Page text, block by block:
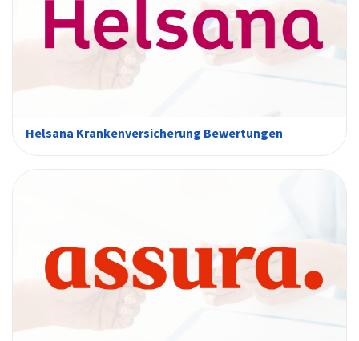
Helsana Krankenversicherung Bewertungen